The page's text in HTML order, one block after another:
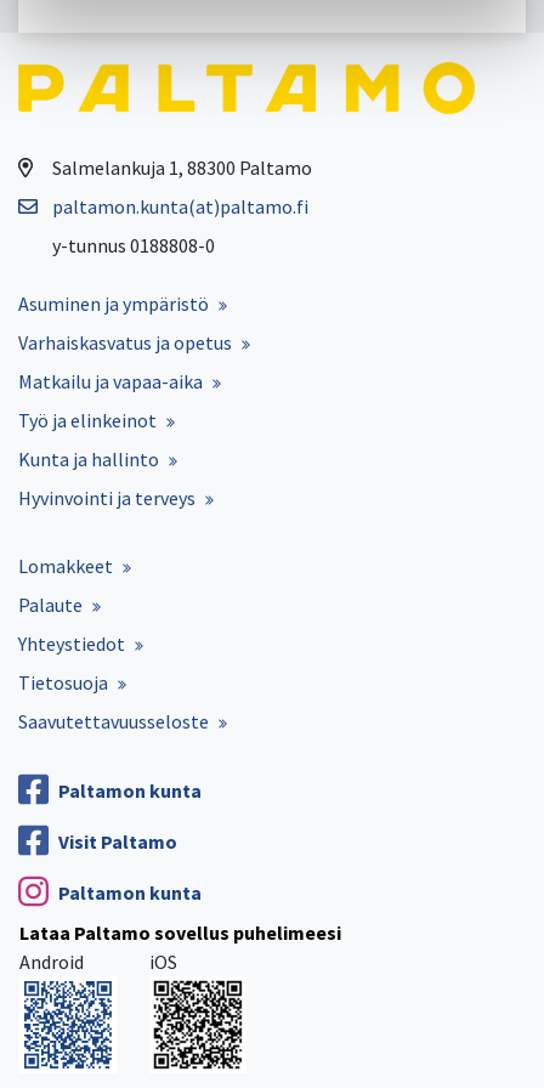
Salmelankuja 1, 88300 Paltamo
paltamon.kunta(at)paltamo.fi
y-tunnus 0188808-0
Asuminen ja ympäristö
Varhaiskasvatus ja opetus
Matkailu ja vapaa-aika
Työ ja elinkeinot
Kunta ja hallinto
Hyvinvointi ja terveys
Lomakkeet
Palaute
Yhteystiedot
Tietosuoja
Saavutettavuusseloste
Paltamon kunta
Visit Paltamo
Paltamon kunta
Lataa Paltamo sovellus puhelimeesi
Android
iOS